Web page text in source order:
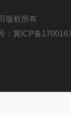
版权所有
： 冀ICP备